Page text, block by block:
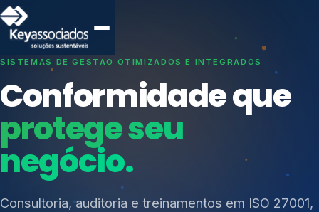
SISTEMAS DE GESTÃO OTIMIZADOS E INTEGRADOS
Conformidade que
protege seu
negócio.
Consultoria, auditoria e treinamentos em ISO 27001,
Índices de Mercado